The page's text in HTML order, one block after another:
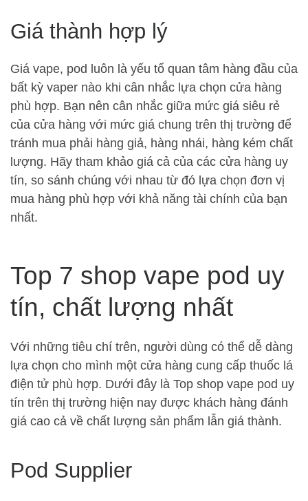
Giá thành hợp lý
Giá vape, pod luôn là yếu tố quan tâm hàng đầu của
bất kỳ vaper nào khi cân nhắc lựa chọn cửa hàng
phù hợp. Bạn nên cân nhắc giữa mức giá siêu rẻ
của cửa hàng với mức giá chung trên thị trường để
tránh mua phải hàng giả, hàng nhái, hàng kém chất
lượng. Hãy tham khảo giá cả của các cửa hàng uy
tín, so sánh chúng với nhau từ đó lựa chọn đơn vị
mua hàng phù hợp với khả năng tài chính của bạn
nhất.
Top 7 shop vape pod uy
tín, chất lượng nhất
Với những tiêu chí trên, người dùng có thể dễ dàng
lựa chọn cho mình một cửa hàng cung cấp thuốc lá
điện tử phù hợp. Dưới đây là Top shop vape pod uy
tín trên thị trường hiện nay được khách hàng đánh
giá cao cả về chất lượng sản phẩm lẫn giá thành.
Pod Supplier